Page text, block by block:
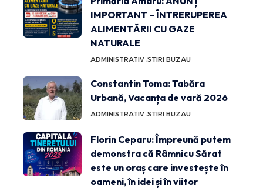
IMPORTANT – ÎNTRERUPEREA
ALIMENTĂRII CU GAZE
NATURALE
ADMINISTRATIV STIRI BUZAU
Constantin Toma: Tabăra
Urbană, Vacanța de vară 2026
ADMINISTRATIV STIRI BUZAU
Florin Ceparu: Împreună putem
demonstra că Râmnicu Sărat
este un oraș care investește în
oameni, în idei și în viitor